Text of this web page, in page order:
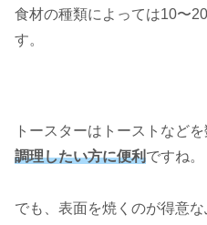
食材の種類によっては10〜
す。
トースターはトーストなど
調理したい方に便利ですね。
でも、表面を焼くのが得意